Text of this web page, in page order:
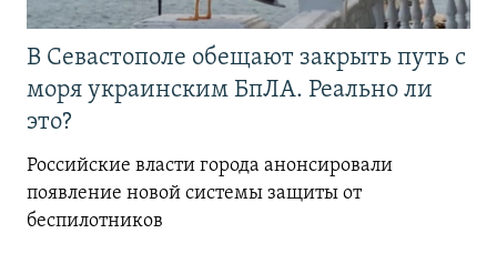
В Севастополе обещают закрыть путь с
моря украинским БпЛА. Реально ли
это?
Российские власти города анонсировали
появление новой системы защиты от
беспилотников